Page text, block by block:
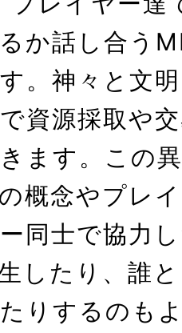
か話し合う
。神々と文
資源採取や
ます。この
概念やプレ
同士で協力
したり、誰
りするのも